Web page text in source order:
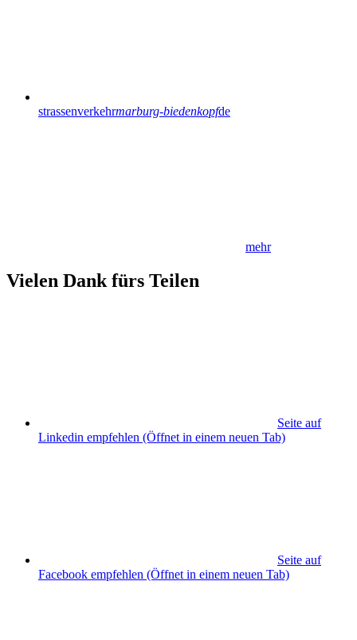
strassenverkehrmarburg-biedenkopfde
mehr
Vielen Dank fürs Teilen
Seite auf
Linkedin empfehlen (Öffnet in einem neuen Tab)
Seite auf
Facebook empfehlen (Öffnet in einem neuen Tab)